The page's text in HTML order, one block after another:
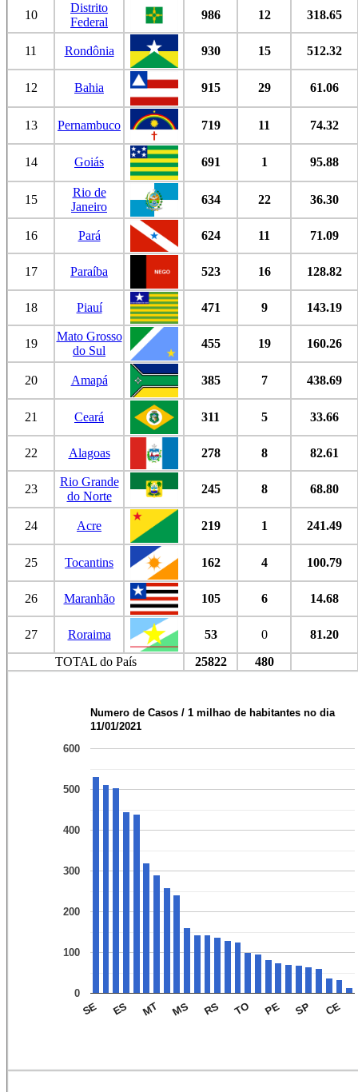
10
Distrito
Federal
986 12 318.65
11 Rondônia 930 15 512.32
12 Bahia 915 29 61.06
13 Pernambuco 719 11 74.32
14 Goiás 691 1 95.88
15
Rio de
Janeiro
634 22 36.30
16 Pará 624 11 71.09
17 Paraíba 523 16 128.82
18 Piauí 471 9 143.19
19
Mato Grosso
do Sul
455 19 160.26
20 Amapá 385 7 438.69
21 Ceará 311 5 33.66
22 Alagoas 278 8 82.61
23
Rio Grande
do Norte
245 8 68.80
24 Acre 219 1 241.49
25 Tocantins 162 4 100.79
26 Maranhão 105 6 14.68
27 Roraima 53 0
81.20
TOTAL do País
25822 480
Numero de Casos / 1 milhao de habitantes no dia
11/01/2021
SE ES MT MS RS TO PE SP CE
0
100
200
300
400
500
600